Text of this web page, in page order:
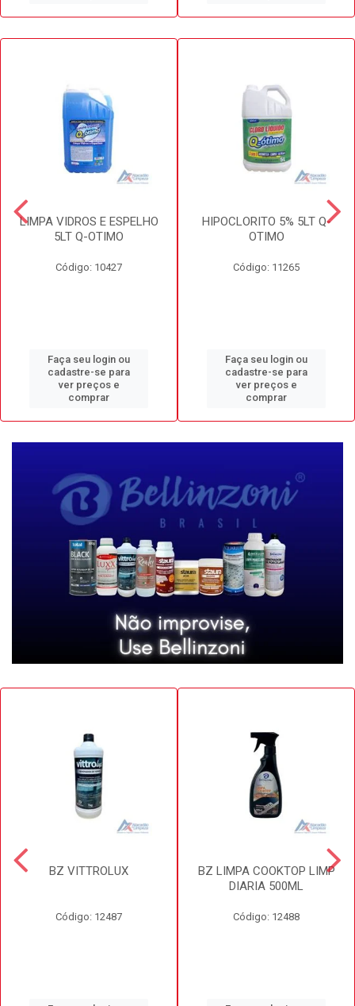
LIMPA VIDROS E ESPELHO
5LT Q-OTIMO
Código: 10427
Faça seu login ou
cadastre-se para
ver preços e
comprar
HIPOCLORITO 5% 5LT Q-
OTIMO
Código: 11265
Faça seu login ou
cadastre-se para
ver preços e
comprar
BZ VITTROLUX
Código: 12487
BZ LIMPA COOKTOP LIMP
DIARIA 500ML
Código: 12488